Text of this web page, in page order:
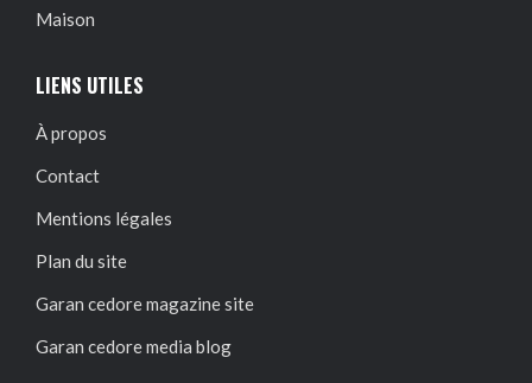
Maison
LIENS UTILES
À propos
Contact
Mentions légales
Plan du site
Garan cedore magazine site
Garan cedore media blog